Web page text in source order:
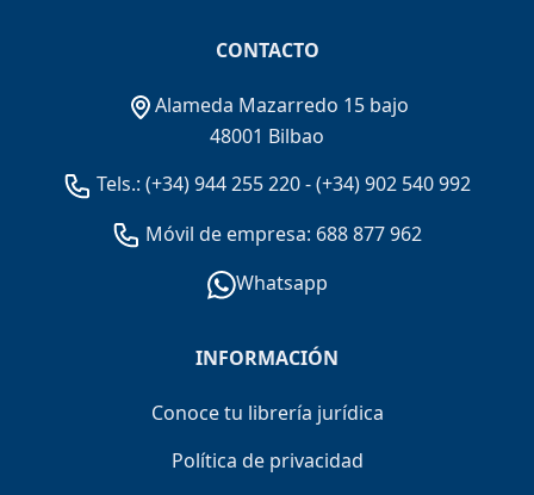
CONTACTO
Alameda Mazarredo 15 bajo
48001 Bilbao
Tels.: (+34) 944 255 220-(+34) 902 540 992
Móvil de empresa: 688 877 962
Whatsapp
INFORMACIÓN
Conoce tu librería jurídica
Política de privacidad